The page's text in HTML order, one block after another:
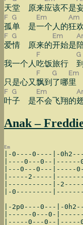
天堂 原来应该不是
F
孤
G
单 是
Em
一个人的
Am
狂
F
爱
G
情 原来的
Em
开始是
我一个人
F
吃饭旅行
G
只是心又
F
飘到
G
了哪
Em
里
F
叶
G
子 是
Em
不会飞翔的
Anak –
Em
|-0----0----|-
|----0---0--|------
|---0---0---|-----
|-----2-----
|-----------|-
|-0---------
|-2p0----0---|-
|------0---0-
|-----0---0--|-----